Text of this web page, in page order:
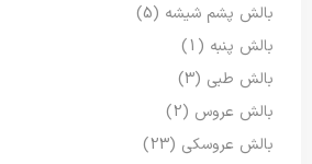
بالش پشم شیشه (5)
بالش پنبه (1)
بالش طبی (3)
بالش عروس (2)
بالش عروسکی (23)